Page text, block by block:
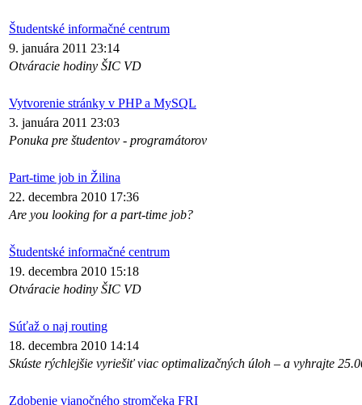
Študentské informačné centrum
9. januára 2011 23:14
Otváracie hodiny ŠIC VD
Vytvorenie stránky v PHP a MySQL
3. januára 2011 23:03
Ponuka pre študentov - programátorov
Part-time job in Žilina
22. decembra 2010 17:36
Are you looking for a part-time job?
Študentské informačné centrum
19. decembra 2010 15:18
Otváracie hodiny ŠIC VD
Súťaž o naj routing
18. decembra 2010 14:14
Skúste rýchlejšie vyriešiť viac optimalizačných úloh – a vyhrajte
Zdobenie vianočného stromčeka FRI